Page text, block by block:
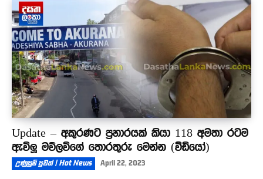
Update – අකුරණට ප්‍රහාරයක් කියා 118 අමතා රටම
ඇවිලූ මව්ලවිගේ තොරතුරු මෙන්න (වීඩියෝ)
උණුසුම් පුවත් | Hot News April 22, 2023